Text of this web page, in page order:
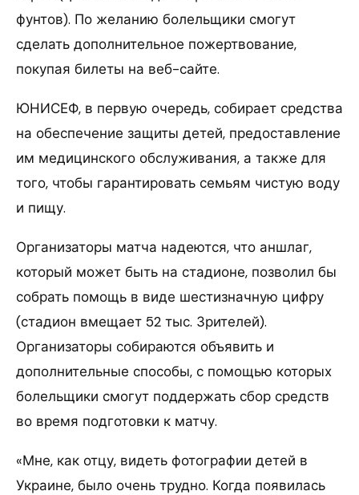
фунтов). По желанию болельщики смогут
сделать дополнительное пожертвование,
покупая билеты на веб-сайте.
ЮНИСЕФ, в первую очередь, собирает средства
на обеспечение защиты детей, предоставление
им медицинского обслуживания, а также для
того, чтобы гарантировать семьям чистую воду
и пищу.
Организаторы матча надеются, что аншлаг,
который может быть на стадионе, позволил бы
собрать помощь в виде шестизначную цифру
(стадион вмещает 52 тыс. Зрителей).
Организаторы собираются объявить и
дополнительные способы, с помощью которых
болельщики смогут поддержать сбор средств
во время подготовки к матчу.
«Мне, как отцу, видеть фотографии детей в
Украине, было очень трудно. Когда появилась